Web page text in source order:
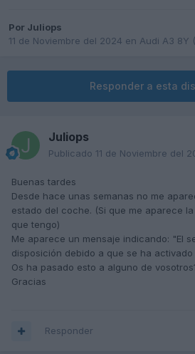
Por Juliops
11 de Noviembre del 2024 en Audi A3 8Y
Responder a esta
Juliops
Publicado 11 de Noviembre del
Buenas tardes
Desde hace unas semanas no me
estado del coche. (Si que me aparece
que tengo)
Me aparece un mensaje indicando: "El
disposición debido a que se ha
Os ha pasado esto a alguno de
Gracias
Responder